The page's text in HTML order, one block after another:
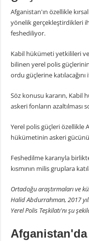
Afganistan'ın özellikle
yönelik gerçekleştirdikleri
feshediliyor.
Kabil hükümeti yetkilileri
bilinen yerel polis
ordu güçlerine
Söz konusu kararın, Kabil
askeri fonların azaltılması
Yerel polis güçleri özellikle
hükümetinin askeri
Feshedilme kararıyla
kısmının milis gruplara
Ortadoğu araştırmaları ve
Halid Abdurrahman, 2017
Yerel Polis Teşkilatı'nı şu